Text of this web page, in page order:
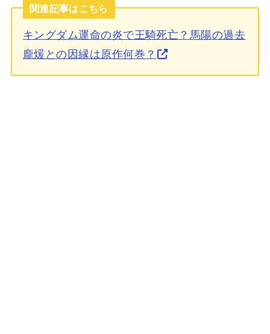
関連記事はこちら
キングダム運命の炎で王騎死亡？馬陽の過去
龐煖との因縁は原作何巻？